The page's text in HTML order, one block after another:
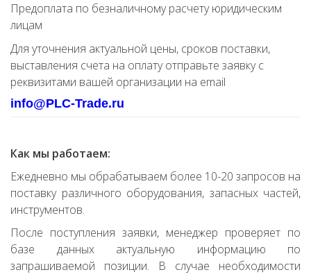
Предоплата по безналичному расчету юридическим
лицам
Для уточнения актуальной цены, сроков поставки,
выставления счета на оплату отправьте заявку с
реквизитами вашей организации на email
info@PLC-Trade.ru
Как мы работаем:
Ежедневно мы обрабатываем более 10-20 запросов на
поставку различного оборудования, запасных частей,
инструментов.
После поступления заявки, менеджер проверяет по
базе данных актуальную информацию по
запрашиваемой позиции. В случае необходимости